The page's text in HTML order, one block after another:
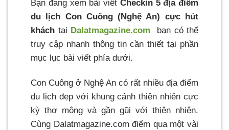
Bạn đang xem bài viết Checkin 5 địa điểm
du lịch Con Cuông (Nghệ An) cực hút
khách tại Dalatmagazine.com
bạn có thể
truy cập nhanh thông tin cần thiết tại phần
mục lục bài viết phía dưới.
Con Cuông ở Nghệ An có rất nhiều địa điểm
du lịch đẹp với khung cảnh thiên nhiên cực
kỳ thơ mộng và gần gũi với thiên nhiên.
Cùng Dalatmagazine.com điểm qua một vài